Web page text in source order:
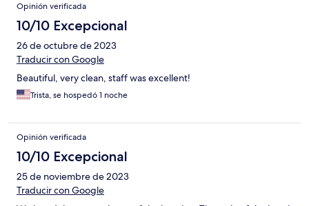
Opinión verificada
10/10 Excepcional
26 de octubre de 2023
Traducir con Google
Beautiful, very clean, staff was excellent!
Trista, se hospedó 1 noche
Opinión verificada
10/10 Excepcional
25 de noviembre de 2023
Traducir con Google